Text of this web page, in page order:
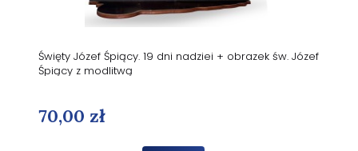
Święty Józef Śpiący. 19 dni nadziei + obrazek św. Józef
Śpiący z modlitwą
70,00 zł